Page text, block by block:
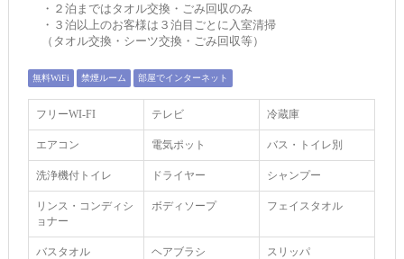
・２泊まではタオル交換・ごみ回収のみ
・３泊以上のお客様は３泊目ごとに入室清掃
（タオル交換・シーツ交換・ごみ回収等）
無料WiFi 禁煙ルーム 部屋でインターネット
フリーWI‐FI テレビ 冷蔵庫
エアコン 電気ポット バス・トイレ別
洗浄機付トイレ ドライヤー シャンプー
リンス・コンディシ
ョナー
ボディソープ フェイスタオル
バスタオル ヘアブラシ スリッパ